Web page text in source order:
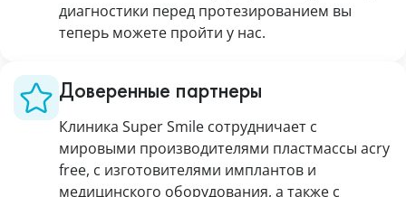
диагностики перед протезированием вы
теперь можете пройти у нас.
Доверенные партнеры
Клиника Super Smile сотрудничает с
мировыми производителями пластмассы acry
free, с изготовителями имплантов и
медицинского оборудования, а также с